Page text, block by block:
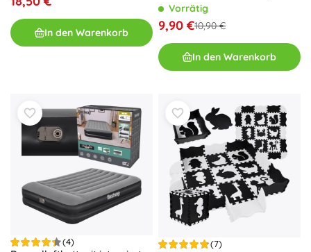
In den Warenkorb
TeileVorrätig
9,90 €10,90 €
In den Warenkorb
(4) (7)